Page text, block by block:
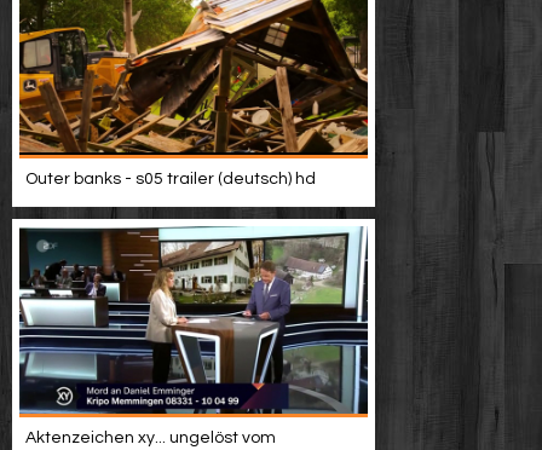
Outer banks - s05 trailer (deutsch) hd
Aktenzeichen xy... ungelöst vom